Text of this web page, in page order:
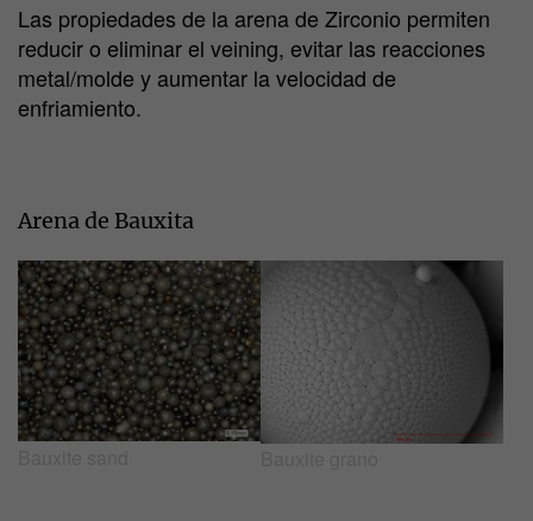
Las propiedades de la arena de Zirconio permiten
reducir o eliminar el veining, evitar las reacciones
metal/molde y aumentar la velocidad de
enfriamiento.
Arena de Bauxita